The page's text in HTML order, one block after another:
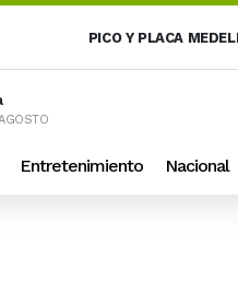
PICO Y PLACA
Entretenimiento Nacional